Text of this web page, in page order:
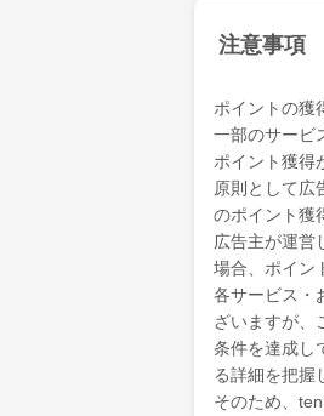
注意事項
ポイントの獲
一部のサービ
ポイント獲得
原則として広
のポイント獲
広告主が運営
場合、ポイン
各サービス・
ざいますが、
条件を達成し
る詳細を把握
そのため、